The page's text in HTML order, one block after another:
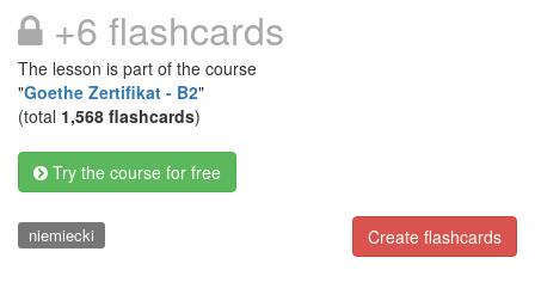
+6 flashcards
The lesson is part of the course
"Goethe Zertifikat - B2"
(total 1,568 flashcards)
Try the course for free
Create flashcards
niemiecki